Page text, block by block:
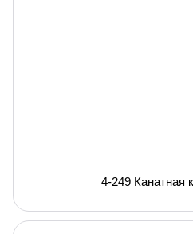
4-249 Канатная